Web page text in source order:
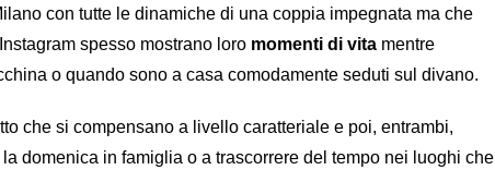
con tutte le dinamiche di una coppia impegnata ma che
spesso mostrano loro momenti di vita mentre
o quando sono a casa comodamente seduti sul divano.
che si compensano a livello caratteriale e poi, entrambi,
domenica in famiglia o a trascorrere del tempo nei luoghi che